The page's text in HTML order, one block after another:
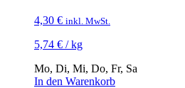
4,30 € inkl. MwSt.
5,74 € /kg
Mo, Di, Mi, Do, Fr, Sa
In den Warenkorb